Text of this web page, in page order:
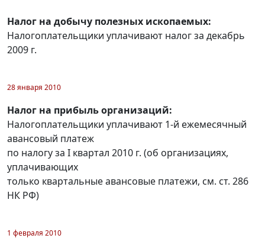
Налог на добычу полезных ископаемых:
Налогоплательщики уплачивают налог за декабрь
2009 г.
28 января 2010
Налог на прибыль организаций:
Налогоплательщики уплачивают 1-й ежемесячный
авансовый платеж
по налогу за I квартал 2010 г. (об организациях,
уплачивающих
только квартальные авансовые платежи, см. ст. 286
НК РФ)
1 февраля 2010